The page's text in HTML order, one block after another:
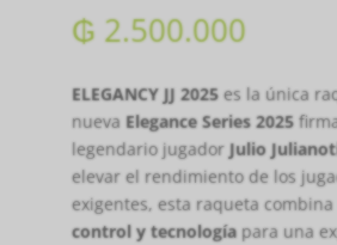
₲ 2.500.000
ELEGANCY JJ 2025es la única
nueva Elegance Series 2025
legendario jugador Julio
elevar el rendimiento de los
exigentes, esta raqueta combina
control y tecnologíapara una